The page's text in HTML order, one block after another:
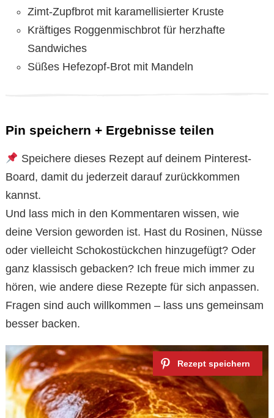
Zimt-Zupfbrot mit karamellisierter Kruste
Kräftiges Roggenmischbrot für herzhafte
Sandwiches
Süßes Hefezopf-Brot mit Mandeln
Pin speichern + Ergebnisse teilen
Speichere dieses Rezept auf deinem Pinterest-
Board, damit du jederzeit darauf zurückkommen
kannst.
Und lass mich in den Kommentaren wissen, wie
deine Version geworden ist. Hast du Rosinen, Nüsse
oder vielleicht Schokostückchen hinzugefügt? Oder
ganz klassisch gebacken? Ich freue mich immer zu
hören, wie andere diese Rezepte für sich anpassen.
Fragen sind auch willkommen – lass uns gemeinsam
besser backen.